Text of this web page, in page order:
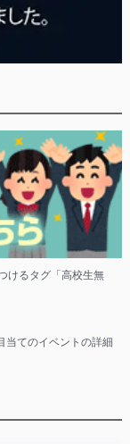
けるタグ「高校生無
当てのイベントの詳細